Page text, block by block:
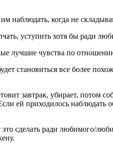
наблюдать, когда не
уступить хотя бы ради
лучшие чувства по
становиться все более
завтрак, убирает, потом
ей приходилось
сделать ради любимого/